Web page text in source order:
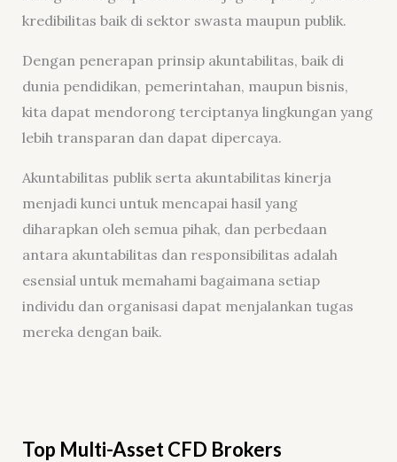
kredibilitas baik di sektor swasta maupun publik.
Dengan penerapan prinsip akuntabilitas, baik di
dunia pendidikan, pemerintahan, maupun bisnis,
kita dapat mendorong terciptanya lingkungan yang
lebih transparan dan dapat dipercaya.
Akuntabilitas publik serta akuntabilitas kinerja
menjadi kunci untuk mencapai hasil yang
diharapkan oleh semua pihak, dan perbedaan
antara akuntabilitas dan responsibilitas adalah
esensial untuk memahami bagaimana setiap
individu dan organisasi dapat menjalankan tugas
mereka dengan baik.
Top Multi-Asset CFD Brokers